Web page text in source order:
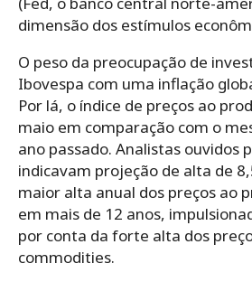
dimensão dos estímulos
O peso da preocupação de
Ibovespa com uma inflação
Por lá, o índice de preços ao
maio em comparação com o
ano passado. Analistas ouvidos
indicavam projeção de alta de
maior alta anual dos preços ao
em mais de 12 anos,
por conta da forte alta dos
commodities.